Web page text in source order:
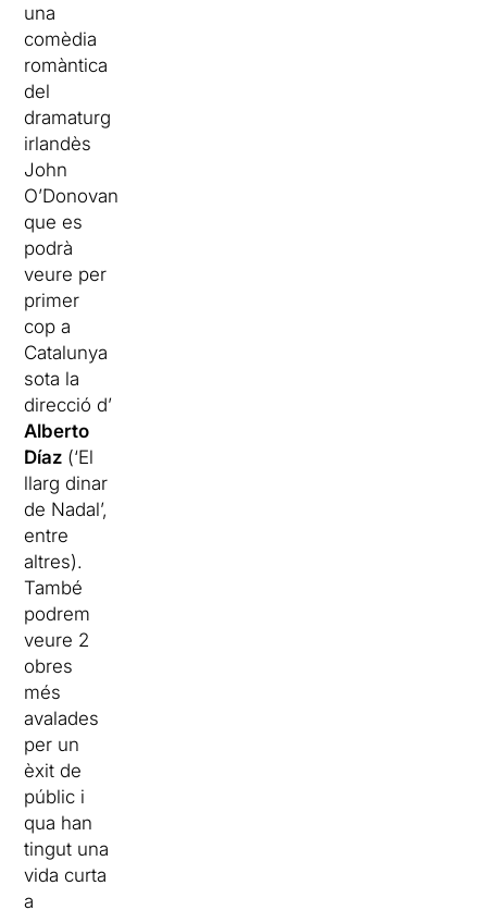
una
comèdia
romàntica
del
dramaturg
irlandès
John
O’Donovan
que es
podrà
veure per
primer
cop a
Catalunya
sota la
direcciód’
Alberto
Díaz (‘El
llarg dinar
de Nadal’,
entre
altres).
També
podrem
veure 2
obres
més
avalades
per un
èxit de
públic i
qua han
tingut una
vida curta
a